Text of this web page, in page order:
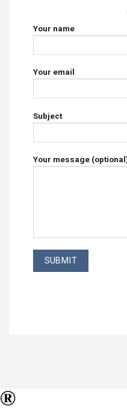
Your name
Your email
Subject
Your message